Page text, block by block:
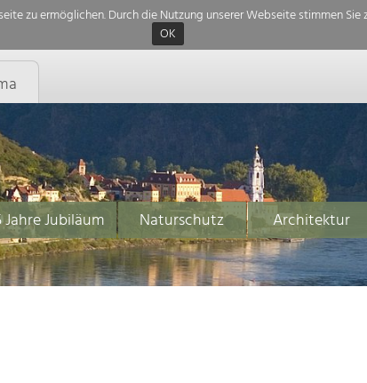
zu ermöglichen. Durch die Nutzung unserer Webseite stimmen
OK
Jubiläum Naturschutz Architektur